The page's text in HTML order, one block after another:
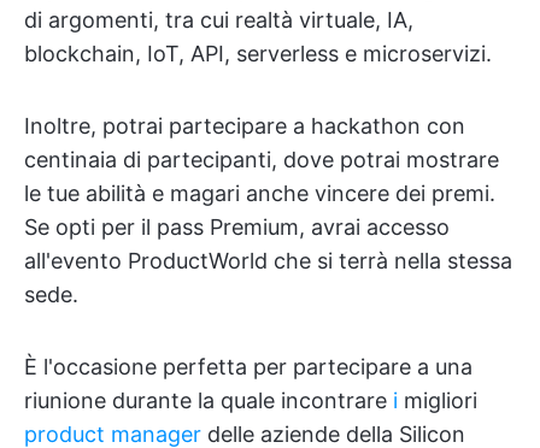
di argomenti, tra cui realtà virtuale, IA,
blockchain, IoT, API, serverless e microservizi.
Inoltre, potrai partecipare a hackathon con
centinaia di partecipanti, dove potrai mostrare
le tue abilità e magari anche vincere dei premi.
Se opti per il pass Premium, avrai accesso
all'evento ProductWorld che si terrà nella stessa
sede.
È l'occasione perfetta per partecipare a una
riunione durante la quale incontrare i migliori
product manager delle aziende della Silicon